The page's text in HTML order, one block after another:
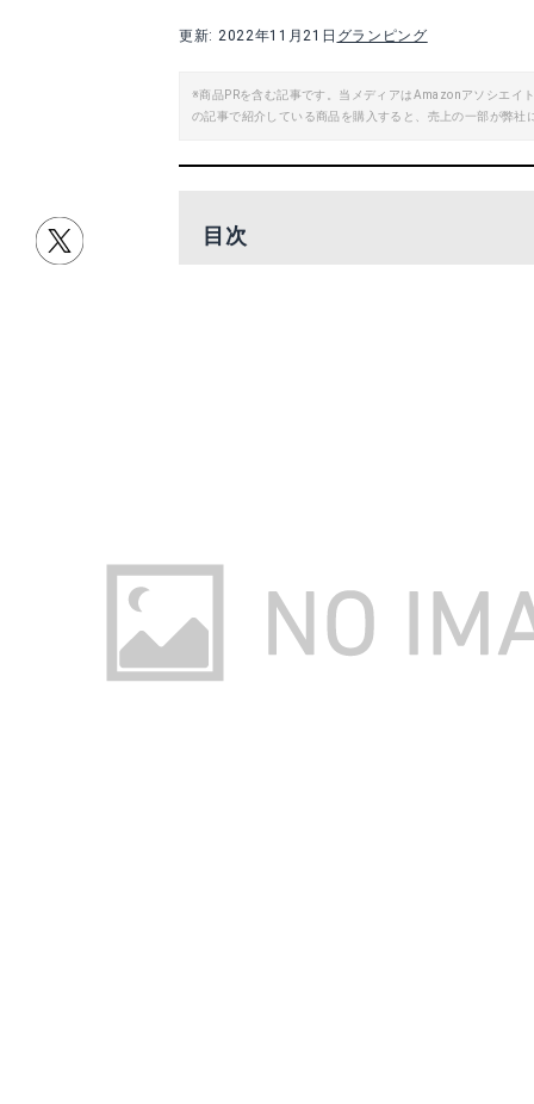
更新: 2022年11月21日 グランピング
※商品PRを含む記事です。当メディアはAmazonアソシエイ
の記事で紹介している商品を購入すると、売上の一部が弊社
目次